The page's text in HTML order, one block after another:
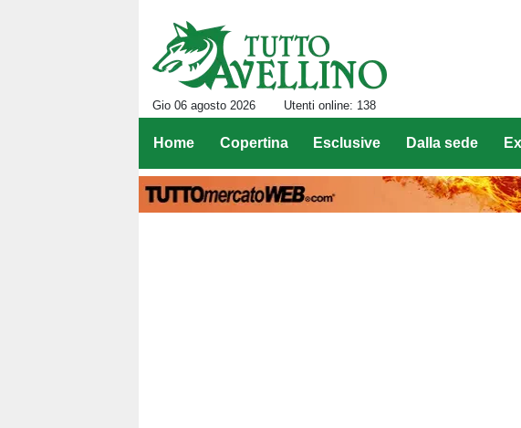
Gio 06 agosto 2026 Utenti online: 138
Home Copertina Esclusive Dalla sede